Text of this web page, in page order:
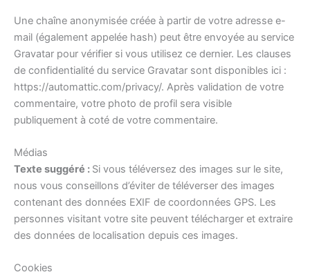
Une chaîne anonymisée créée à partir de votre adresse e-
mail (également appelée hash) peut être envoyée au service
Gravatar pour vérifier si vous utilisez ce dernier. Les clauses
de confidentialité du service Gravatar sont disponibles ici :
https://automattic.com/privacy/. Après validation de votre
commentaire, votre photo de profil sera visible
publiquement à coté de votre commentaire.
Médias
Texte suggéré : Si vous téléversez des images sur le site,
nous vous conseillons d’éviter de téléverser des images
contenant des données EXIF de coordonnées GPS. Les
personnes visitant votre site peuvent télécharger et extraire
des données de localisation depuis ces images.
Cookies